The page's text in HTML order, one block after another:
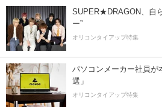
SUPER★DRAGON、自
ー”
オリコンタイアップ特集
パソコンメーカー社員が
選」
オリコンタイアップ特集